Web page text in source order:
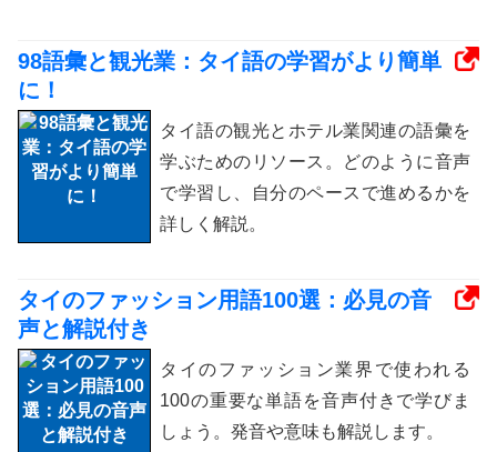
98語彙と観光業：タイ語の学習がより簡単
に！
タイ語の観光とホテル業関連の語彙を
学ぶためのリソース。どのように音声
で学習し、自分のペースで進めるかを
詳しく解説。
タイのファッション用語100選：必見の音
声と解説付き
タイのファッション業界で使われる
100の重要な単語を音声付きで学びま
しょう。発音や意味も解説します。